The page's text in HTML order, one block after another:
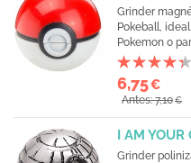
Grinder
Pokeball,
Pokemon o
6,75€
Antes: 7,10€
I AM YOUR
Grinder